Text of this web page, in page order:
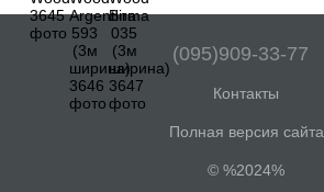
(095)909-33-77
Контакты
Полная версия сайта
© %2024%